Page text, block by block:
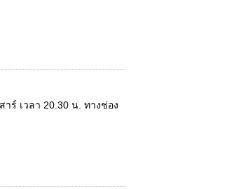
าร์ เวลา 20.30 น. ทางช่อง